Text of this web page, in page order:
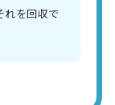
れを回収で